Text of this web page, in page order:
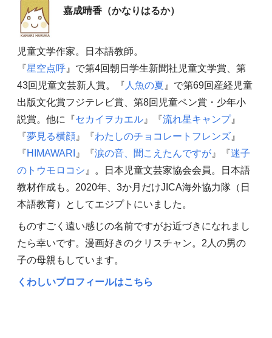
嘉成晴香（かなりはるか）
児童文学作家。日本語教師。
『星空点呼』で第4回朝日学生新聞社児童文学賞、第
43回児童文芸新人賞。『 人魚の夏 』で第69回産経児童
出版文化賞フジテレビ賞、第8回児童ペン賞・少年小
説賞。他に『セカイヲカエル』『流れ星キャンプ』
『夢見る横顔』『わたしのチョコレートフレンズ』
『HIMAWARI 』『涙の音、聞こえたんですが』『迷子
のトウモロコシ 』。日本児童文芸家協会会員。日本語
教材作成も。2020年、3か月だけJICA海外協力隊（日
本語教育）としてエジプトにいました。
ものすごく遠い感じの名前ですがお近づきになれまし
たら幸いです。漫画好きのクリスチャン。2人の男の
子の母親もしています。
くわしいプロフィールはこちら